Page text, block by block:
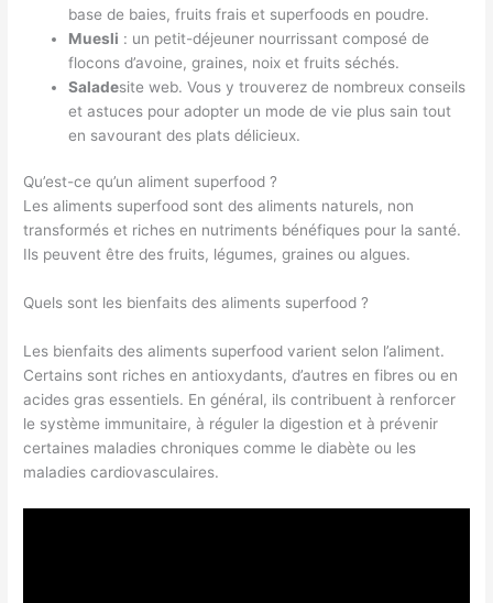
base de baies, fruits frais et superfoods en poudre.
Muesli : un petit-déjeuner nourrissant composé de
flocons d’avoine, graines, noix et fruits séchés.
Saladesite web. Vous y trouverez de nombreux conseils
et astuces pour adopter un mode de vie plus sain tout
en savourant des plats délicieux.
Qu’est-ce qu’un aliment superfood ?
Les aliments superfood sont des aliments naturels, non
transformés et riches en nutriments bénéfiques pour la santé.
Ils peuvent être des fruits, légumes, graines ou algues.
Quels sont les bienfaits des aliments superfood ?
Les bienfaits des aliments superfood varient selon l’aliment.
Certains sont riches en antioxydants, d’autres en fibres ou en
acides gras essentiels. En général, ils contribuent à renforcer
le système immunitaire, à réguler la digestion et à prévenir
certaines maladies chroniques comme le diabète ou les
maladies cardiovasculaires.